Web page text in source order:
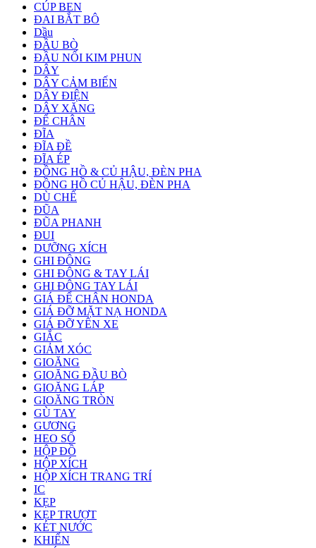
CÚP BEN
ĐAI BẮT BÔ
Dầu
ĐẦU BÒ
ĐẦU NỐI KIM PHUN
DÂY
DÂY CẢM BIẾN
DÂY ĐIỆN
DÂY XĂNG
ĐỂ CHÂN
ĐĨA
ĐĨA ĐỀ
ĐĨA ÉP
ĐỒNG HỒ & CỦ HẬU, ĐÈN PHA
ĐỒNG HỒ CỦ HẬU, ĐÈN PHA
DÙ CHẾ
ĐŨA
ĐŨA PHANH
ĐUI
DƯỠNG XÍCH
GHI ĐÔNG
GHI ĐÔNG & TAY LÁI
GHI ĐÔNG TAY LÁI
GIÁ ĐỂ CHÂN HONDA
GIÁ ĐỠ MẶT NẠ HONDA
GIÁ ĐỠ YÊN XE
GIẮC
GIẢM XÓC
GIOĂNG
GIOĂNG ĐẦU BÒ
GIOĂNG LÁP
GIOĂNG TRÒN
GÙ TAY
GƯƠNG
HEO SỐ
HỘP ĐỒ
HỘP XÍCH
HỘP XÍCH TRANG TRÍ
IC
KẸP
KẸP TRƯỢT
KÉT NƯỚC
KHIỂN